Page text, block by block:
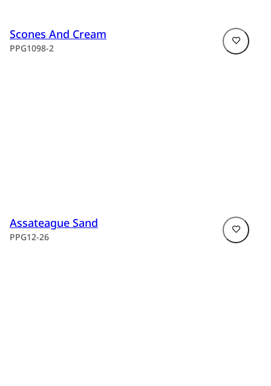
Scones And Cream
PPG1098-2
Assateague Sand
PPG12-26